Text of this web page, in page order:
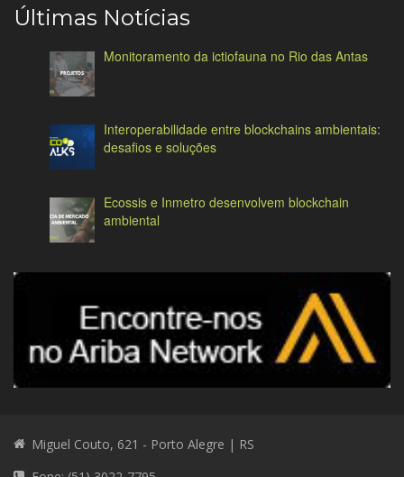
Últimas Notícias
Monitoramento da ictiofauna no Rio das Antas
Interoperabilidade entre blockchains ambientais:
desafios e soluções
Ecossis e Inmetro desenvolvem blockchain
ambiental
Miguel Couto, 621 - Porto Alegre | RS